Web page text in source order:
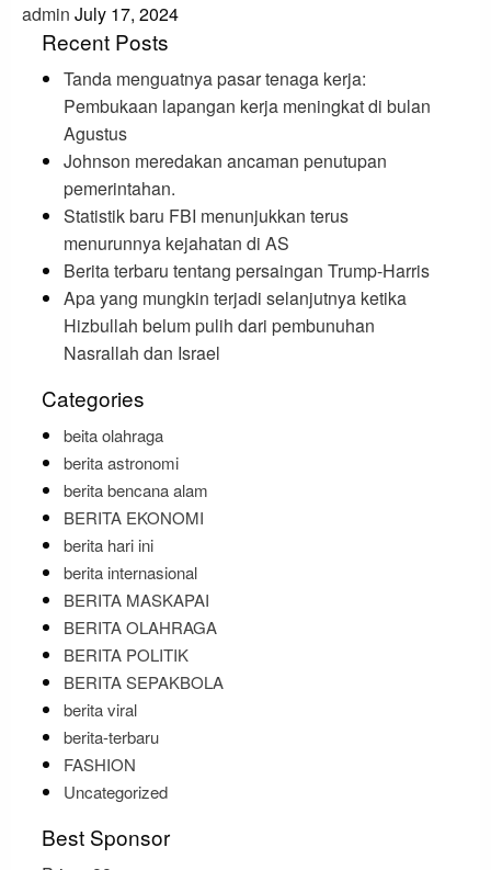
admin July 17, 2024
Recent Posts
Tanda menguatnya pasar tenaga kerja:
Pembukaan lapangan kerja meningkat di bulan
Agustus
Johnson meredakan ancaman penutupan
pemerintahan.
Statistik baru FBI menunjukkan terus
menurunnya kejahatan di AS
Berita terbaru tentang persaingan Trump-Harris
Apa yang mungkin terjadi selanjutnya ketika
Hizbullah belum pulih dari pembunuhan
Nasrallah dan Israel
Categories
beita olahraga
berita astronomi
berita bencana alam
BERITA EKONOMI
berita hari ini
berita internasional
BERITA MASKAPAI
BERITA OLAHRAGA
BERITA POLITIK
BERITA SEPAKBOLA
berita viral
berita-terbaru
FASHION
Uncategorized
Best Sponsor